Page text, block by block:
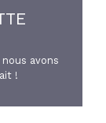
avons
!